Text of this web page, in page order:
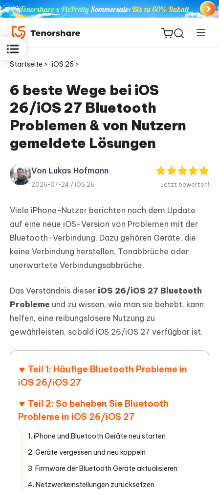
ReiBoot
for iOS
PDNob
Editor
Startseite > iOS 26 >
6 beste Wege bei iOS
26/iOS 27 Bluetooth
Problemen & von Nutzern
gemeldete Lösungen
Von Lukas Hofmann
2026-07-24 / iOS 26 Jetzt bewerten!
Viele iPhone-Nutzer berichten nach dem Update
auf eine neue iOS-Version von Problemen mit der
Bluetooth-Verbindung. Dazu gehören Geräte, die
keine Verbindung herstellen, Tonabbrüche oder
unerwartete Verbindungsabbrüche.
Das Verständnis dieser iOS 26/iOS 27 Bluetooth
Probleme und zu wissen, wie man sie behebt, kann
helfen, eine reibungslosere Nutzung zu
gewährleisten, sobald iOS 26/iOS 27 verfügbar ist.
Teil 1: Häufige Bluetooth Probleme in
iOS 26/iOS 27
Teil 2: So beheben Sie Bluetooth
Probleme in iOS 26/iOS 27
1. iPhone und Bluetooth Geräte neu starten
2. Geräte vergessen und neu koppeln
3. Firmware der Bluetooth Geräte aktualisieren
4. Netzwerkeinstellungen zurücksetzen